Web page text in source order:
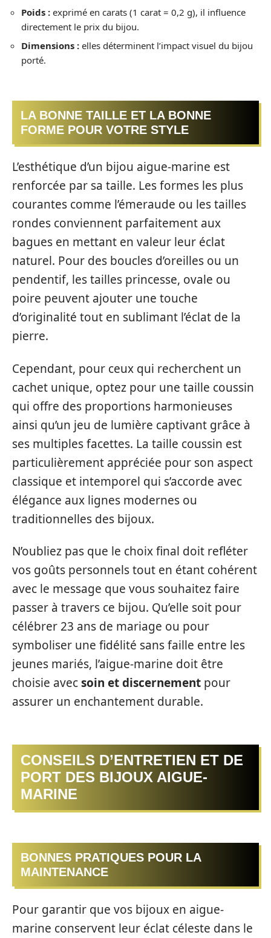
Poids : exprimé en carats (1 carat = 0,2 g), il influence
directement le prix du bijou.
Dimensions : elles déterminent l’impact visuel du bijou
porté.
LA BONNE TAILLE ET LA BONNE
FORME POUR VOTRE STYLE
L’esthétique d’un bijou aigue-marine est
renforcée par sa taille. Les formes les plus
courantes comme l’émeraude ou les tailles
rondes conviennent parfaitement aux
bagues en mettant en valeur leur éclat
naturel. Pour des boucles d’oreilles ou un
pendentif, les tailles princesse, ovale ou
poire peuvent ajouter une touche
d’originalité tout en sublimant l’éclat de la
pierre.
Cependant, pour ceux qui recherchent un
cachet unique, optez pour une taille coussin
qui offre des proportions harmonieuses
ainsi qu’un jeu de lumière captivant grâce à
ses multiples facettes. La taille coussin est
particulièrement appréciée pour son aspect
classique et intemporel qui s’accorde avec
élégance aux lignes modernes ou
traditionnelles des bijoux.
N’oubliez pas que le choix final doit refléter
vos goûts personnels tout en étant cohérent
avec le message que vous souhaitez faire
passer à travers ce bijou. Qu’elle soit pour
célébrer 23 ans de mariage ou pour
symboliser une fidélité sans faille entre les
jeunes mariés, l’aigue-marine doit être
choisie avecsoin et discernement pour
assurer un enchantement durable.
CONSEILS D’ENTRETIEN ET DE
PORT DES BIJOUX AIGUE-
MARINE
BONNES PRATIQUES POUR LA
MAINTENANCE
Pour garantir que vos bijoux en aigue-
marine conservent leur éclat céleste dans le